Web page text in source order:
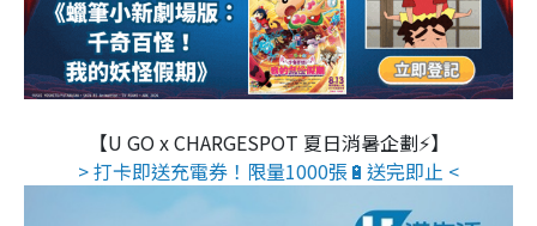
【U GO x CHARGESPOT 夏日消暑企劃⚡】
> 打卡即送充電券！限量1000張🔋送完即止 <